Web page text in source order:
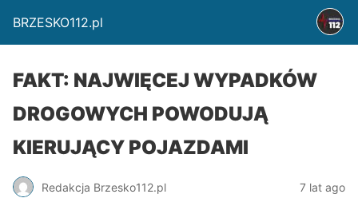
BRZESKO112.pl
FAKT: NAJWIĘCEJ WYPADKÓW
DROGOWYCH POWODUJĄ
KIERUJĄCY POJAZDAMI
Redakcja Brzesko112.pl 7 lat ago